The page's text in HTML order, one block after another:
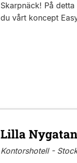
Skarpnäck! På
du vårt koncept
Lilla
Kontorshotell -